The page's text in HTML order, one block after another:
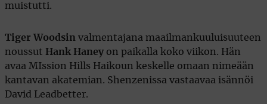
muistutti.
Tiger Woodsin valmentajana maailmankuuluisuuteen
noussut Hank Haney on paikalla koko viikon. Hän
avaa MIssion Hills Haikoun keskelle omaan nimeään
kantavan akatemian. Shenzenissa vastaavaa isännöi
David Leadbetter.